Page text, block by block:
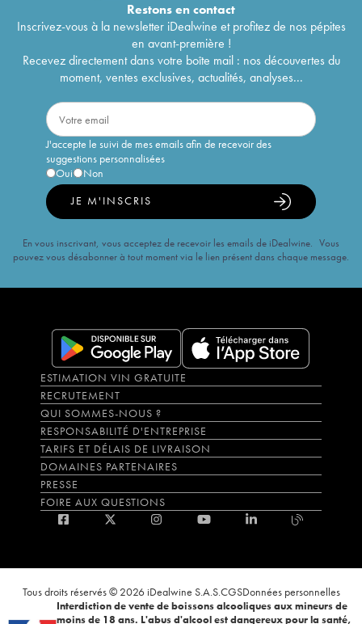
Restons encontact
Inscrivez-vous à la newsletter iDealwine et profitez de nos pépites
en avant-première !
Recevez directement dans votre boîte mail : nos découvertes du
moment, ventes exclusives, actualités, analyses...
J'accepte le suivi de mes emails afin de recevoir des
suggestions personnalisées
Oui
Non
JE M'INSCRIS
En vous inscrivant, vous acceptez de recevoir les emails de iDealwine. Vous
pouvez vous désabonner à tout moment via le lien présent dans chaque message.
ESTIMATION VIN GRATUITE
RECRUTEMENT
QUI SOMMES-NOUS ?
RESPONSABILITÉ D'ENTREPRISE
TARIFS ET DÉLAIS DE LIVRAISON
DOMAINES PARTENAIRES
PRESSE
FOIRE AUX QUESTIONS
Tous droits réservés © 2026 iDealwine S.A.S.CGSDonnées personnelles
Interdiction de vente de boissons alcooliques aux mineurs de
moins de 18 ans. L'abus d'alcool est dangereux pour la santé,